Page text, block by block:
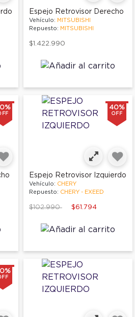
Espejo Retrovisor Derecho
Vehículo: MITSUBISHI
Repuesto: MITSUBISHI
$1.422.990
40%
OFF
Espejo Retrovisor Izquierdo
Vehículo: CHERY
Repuesto: CHERY - EXEED
Price reduced from
$102.990to $61.794